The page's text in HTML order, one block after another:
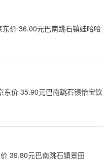
价 36.00元巴南跳石镇娃哈哈
东价 35.90元巴南跳石镇怡宝饮
39.80元巴南跳石镇景田